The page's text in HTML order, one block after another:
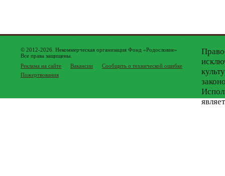
© 2012-2026. Некоммерческая организация Фонд «Родословие»
Все права защищены.
Реклама на сайте
Вакансии
Сообщить о технической ошибке
Пожертвования